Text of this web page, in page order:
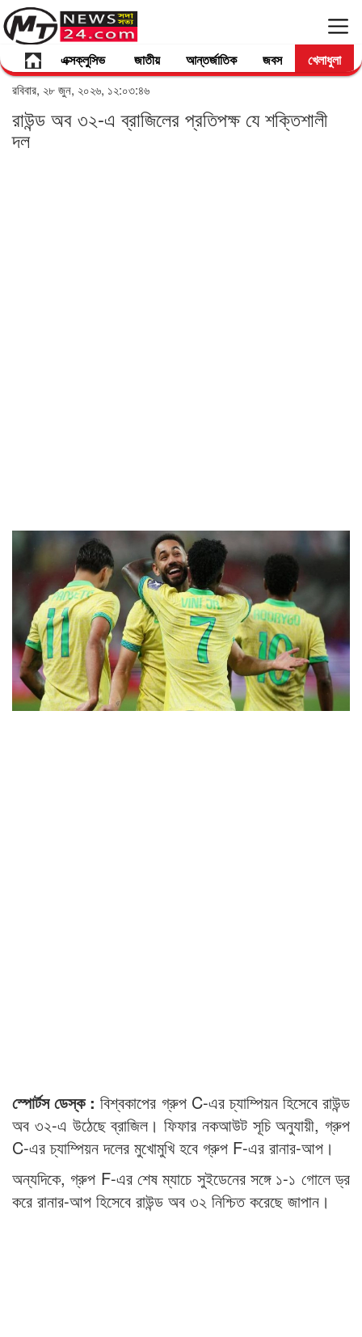
এক্সক্লুসিভ জাতীয় আন্তর্জাতিক জবস খেলাধুলা
রবিবার, ২৮ জুন, ২০২৬, ১২:০৩:৪৬
রাউন্ড অব ৩২-এ ব্রাজিলের প্রতিপক্ষ যে শক্তিশালী
দল
স্পোর্টস ডেস্ক : বিশ্বকাপের গ্রুপ C-এর চ্যাম্পিয়ন হিসেবে রাউন্ড
অব ৩২-এ উঠেছে ব্রাজিল। ফিফার নকআউট সূচি অনুযায়ী, গ্রুপ
C-এর চ্যাম্পিয়ন দলের মুখোমুখি হবে গ্রুপ F-এর রানার-আপ।
অন্যদিকে, গ্রুপ F-এর শেষ ম্যাচে সুইডেনের সঙ্গে ১-১ গোলে ড্র
করে রানার-আপ হিসেবে রাউন্ড অব ৩২ নিশ্চিত করেছে জাপান।